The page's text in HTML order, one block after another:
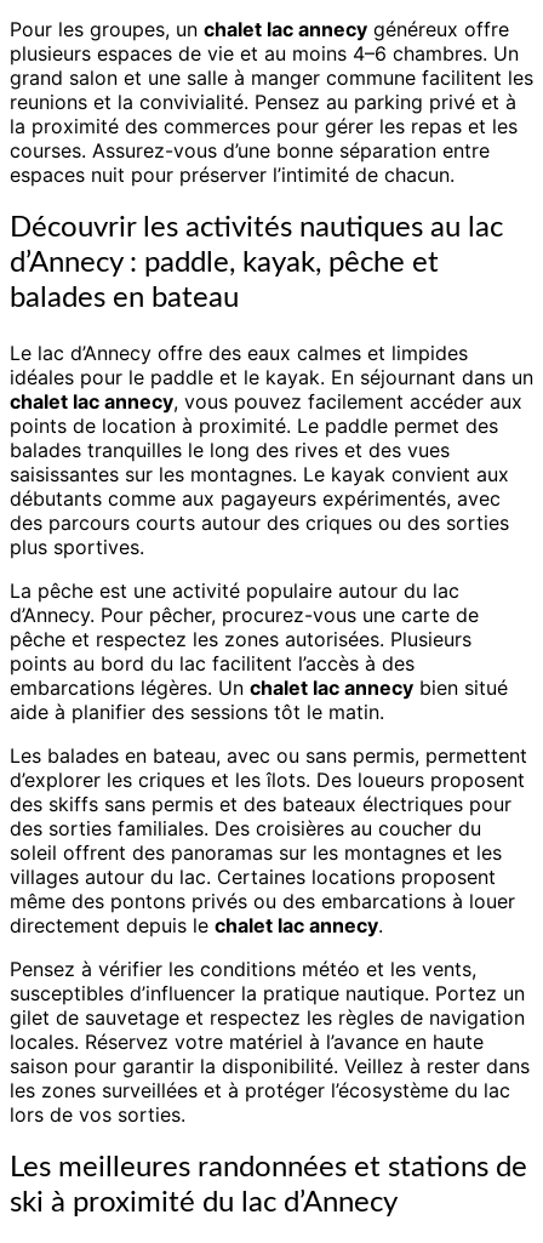
Pour les groupes, un chalet lac annecy généreux offre
plusieurs espaces de vie et au moins 4–6 chambres. Un
grand salon et une salle à manger commune facilitent les
reunions et la convivialité. Pensez au parking privé et à
la proximité des commerces pour gérer les repas et les
courses. Assurez-vous d’une bonne séparation entre
espaces nuit pour préserver l’intimité de chacun.
Découvrir les activités nautiques au lac
d’Annecy : paddle, kayak, pêche et
balades en bateau
Le lac d’Annecy offre des eaux calmes et limpides
idéales pour le paddle et le kayak. En séjournant dans un
chalet lac annecy, vous pouvez facilement accéder aux
points de location à proximité. Le paddle permet des
balades tranquilles le long des rives et des vues
saisissantes sur les montagnes. Le kayak convient aux
débutants comme aux pagayeurs expérimentés, avec
des parcours courts autour des criques ou des sorties
plus sportives.
La pêche est une activité populaire autour du lac
d’Annecy. Pour pêcher, procurez-vous une carte de
pêche et respectez les zones autorisées. Plusieurs
points au bord du lac facilitent l’accès à des
embarcations légères. Un chalet lac annecy bien situé
aide à planifier des sessions tôt le matin.
Les balades en bateau, avec ou sans permis, permettent
d’explorer les criques et les îlots. Des loueurs proposent
des skiffs sans permis et des bateaux électriques pour
des sorties familiales. Des croisières au coucher du
soleil offrent des panoramas sur les montagnes et les
villages autour du lac. Certaines locations proposent
même des pontons privés ou des embarcations à louer
directement depuis le chalet lac annecy.
Pensez à vérifier les conditions météo et les vents,
susceptibles d’influencer la pratique nautique. Portez un
gilet de sauvetage et respectez les règles de navigation
locales. Réservez votre matériel à l’avance en haute
saison pour garantir la disponibilité. Veillez à rester dans
les zones surveillées et à protéger l’écosystème du lac
lors de vos sorties.
Les meilleures randonnées et stations de
ski à proximité du lac d’Annecy